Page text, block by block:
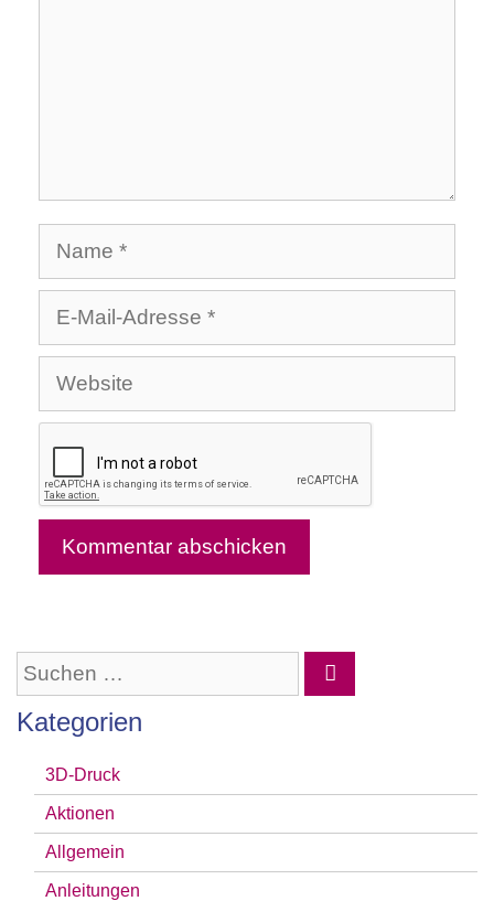
Name
E-
Mail-
Adresse
Website
Suchen
Kategorien
3D-Druck
Aktionen
Allgemein
Anleitungen